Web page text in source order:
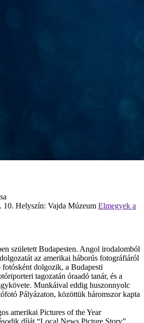
10. Helyszín: Vajda Múzeum Elmegyek a
született Budapesten. Angol irodalomból
az amerikai háborús fotográfiáról
fotósként dolgozik, a Budapesti
tagozatán óraadó tanár, és a
Munkáival eddig huszonnyolc
Pályázaton, közöttük háromszor kapta
amerikai Pictures of the Year